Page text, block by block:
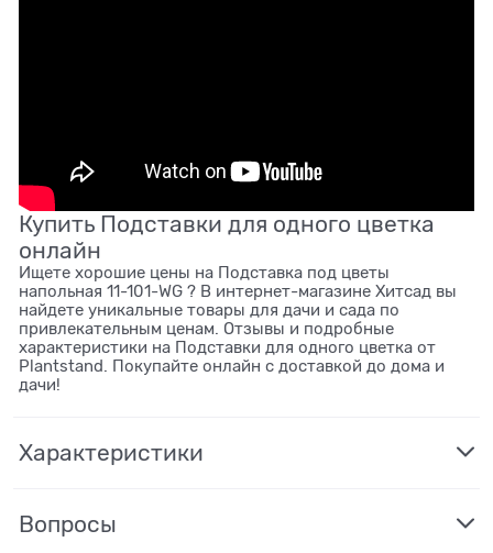
Купить Подставки для одного цветка
онлайн
Ищете хорошие цены на Подставка под цветы
напольная 11-101-WG ? В интернет-магазине Хитсад вы
найдете уникальные товары для дачи и сада по
привлекательным ценам. Отзывы и подробные
характеристики на Подставки для одного цветка от
Plantstand. Покупайте онлайн с доставкой до дома и
дачи!
Характеристики
Вопросы